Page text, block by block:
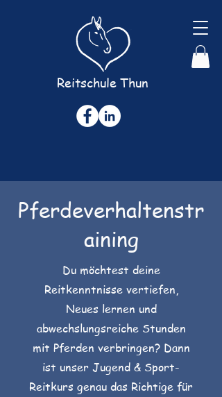
Reitschule Thun
Pferdeverhaltenstr
aining
Du möchtest deine
Reitkenntnisse vertiefen,
Neues lernen und
abwechslungsreiche Stunden
mit Pferden verbringen? Dann
ist unser Jugend & Sport-
Reitkurs genau das Richtige für